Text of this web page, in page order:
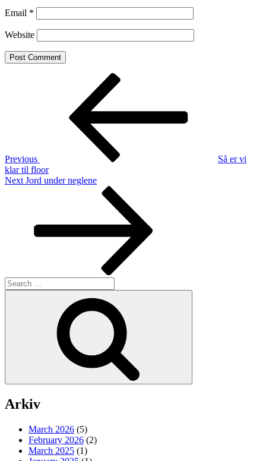
Email *
Website
Previous
Så er vi
klar til floor
Next
Next Jord under neglene
Search
for:
Arkiv
March 2026 (5)
February 2026 (2)
March 2025 (1)